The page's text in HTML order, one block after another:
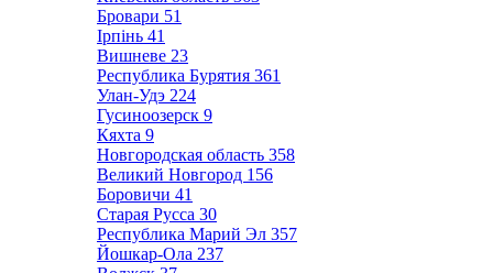
Бровари 51
Ірпінь 41
Вишневе 23
Республика Бурятия 361
Улан-Удэ 224
Гусиноозерск 9
Кяхта 9
Новгородская область 358
Великий Новгород 156
Боровичи 41
Старая Русса 30
Республика Марий Эл 357
Йошкар-Ола 237